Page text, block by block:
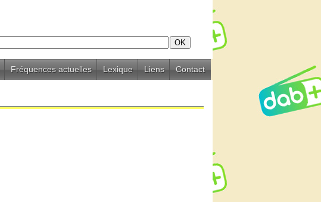
Fréquences actuelles Lexique Liens Contact